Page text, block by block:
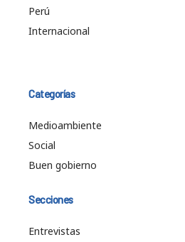
Perú
Internacional
Categorías
Medioambiente
Social
Buen gobierno
Secciones
Entrevistas